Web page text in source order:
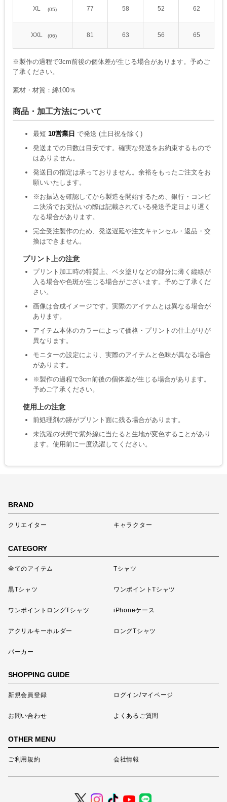
XL (05) 77 58 52 62
XXL (06) 81 63 56 65
※製作の過程で3cm前後の個体差が生じる場合があります。予めご
了承ください。
素材・材質：綿100％
商品・加工方法について
最短 10営業日 で発送 (土日祝を除く)
発送までの日数は目安です。確実な発送をお約束するもので
はありません。
発送日の指定は承っておりません。余裕をもったご注文をお
願いいたします。
※お振込を確認してから製造を開始するため、銀行・コンビ
ニ決済でお支払いの際は記載されている発送予定日より遅く
なる場合があります。
完全受注製作のため、発送遅延や注文キャンセル・返品・交
換はできません。
プリント上の注意
プリント加工時の特質上、ベタ塗りなどの部分に薄く縦線が
入る場合や色斑が生じる場合がございます。予めご了承くだ
さい。
画像は合成イメージです。実際のアイテムとは異なる場合が
あります。
アイテム本体のカラーによって価格・プリントの仕上がりが
異なります。
モニターの設定により、実際のアイテムと色味が異なる場合
があります。
※製作の過程で3cm前後の個体差が生じる場合があります。
予めご了承ください。
使用上の注意
前処理剤の跡がプリント面に残る場合があります。
未洗濯の状態で紫外線に当たると生地が変色することがあり
ます。使用前に一度洗濯してください。
BRAND
クリエイター キャラクター
CATEGORY
全てのアイテム Tシャツ
黒Tシャツ ワンポイントTシャツ
ワンポイントロングTシャツ iPhoneケース
アクリルキーホルダー ロングTシャツ
パーカー
SHOPPING GUIDE
新規会員登録 ログイン/マイページ
お問い合わせ よくあるご質問
OTHER MENU
ご利用規約 会社情報